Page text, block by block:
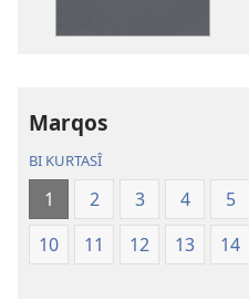
Marqos
BI KURTASÎ
1 2 3 4 5
10
11 12 13 14